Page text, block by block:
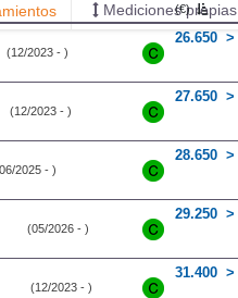
Mediciones propias
(€)
(12/2023 - )
26.650
(12/2023 - )
27.650
2025 - )
28.650
(05/2026 - )
29.250
(12/2023 - )
31.400